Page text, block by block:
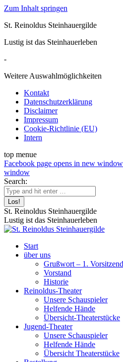
Zum Inhalt springen
St. Reinoldus Steinhauergilde
Lustig ist das Steinhauerleben
-
Weitere Auswahlmöglichkeiten
Kontakt
Datenschutzerklärung
Disclaimer
Impressum
Cookie-Richtlinie (EU)
Intern
top menue
Facebook page opens in new window
window
Search:
St. Reinoldus Steinhauergilde
Lustig ist das Steinhauerleben
Start
über uns
Grußwort – 1.
Vorstand
Historie
Reinoldus-Theater
Unsere Schauspieler
Helfende Hände
Übersicht-Theaterstücke
Jugend-Theater
Unsere Schauspieler
Helfende Hände
Übersicht Theaterstücke